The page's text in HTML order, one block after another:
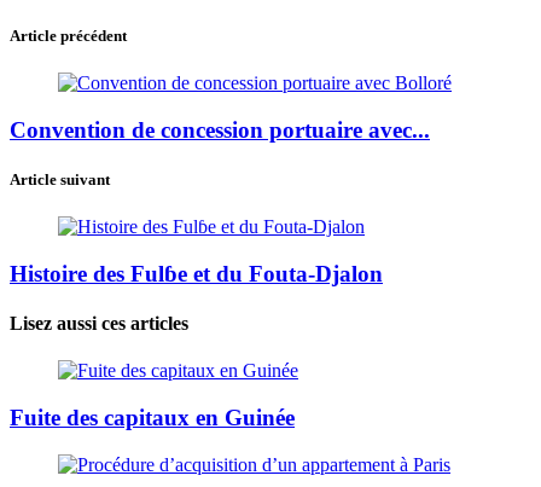
Article précédent
Convention de concession portuaire avec...
Article suivant
Histoire des Fulɓe et du Fouta-Djalon
Lisez aussi ces articles
Fuite des capitaux en Guinée